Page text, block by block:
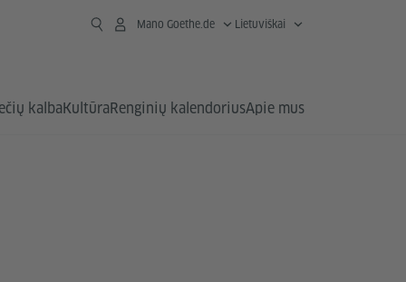
Mano Goethe.de Lietuviškai
kalbaKultūraRenginių kalendoriusApie mus